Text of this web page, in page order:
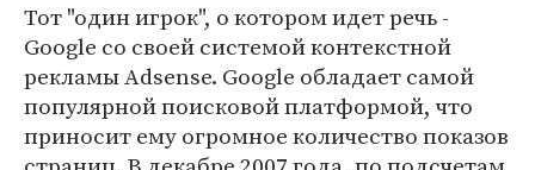
Тот "один игрок", о котором идет речь -
Google со своей системой контекстной
рекламы Adsense. Google обладает самой
популярной поисковой платформой, что
приносит ему огромное количество показов